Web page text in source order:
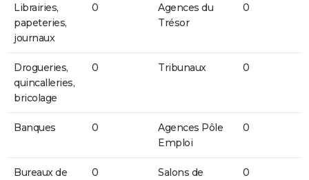
Librairies,
papeteries,
journaux
0
Agences du
Trésor
0
Drogueries,
quincalleries,
bricolage
0 Tribunaux 0
Banques 0
Agences Pôle
Emploi
0
Bureaux de
0
Salons de
0